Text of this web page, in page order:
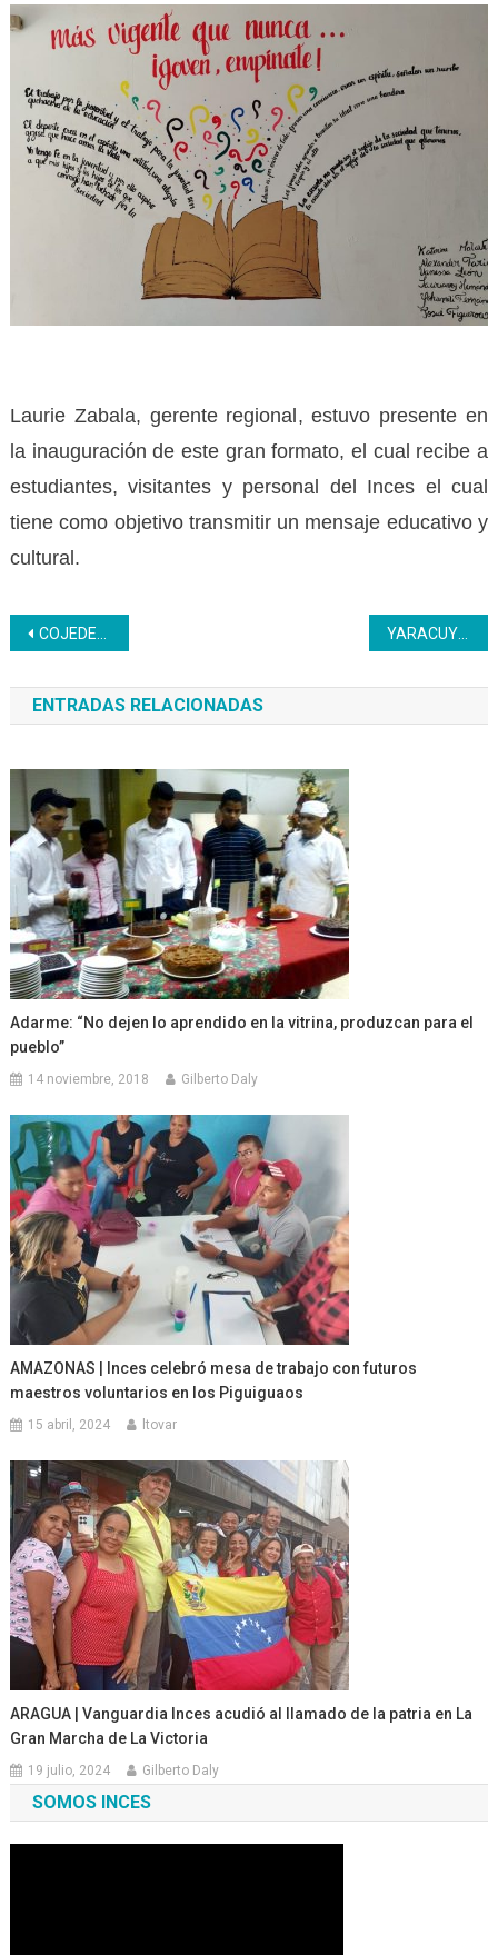
Laurie Zabala, gerente regional, estuvo presente en
la inauguración de este gran formato, el cual recibe a
estudiantes, visitantes y personal del Inces el cual
tiene como objetivo transmitir un mensaje educativo y
cultural.
Navegación
de
entradas
COJEDES | Entes aliados impulsan reforestación en CFS José Laurencio Silva YARACUY | La seguridad es fundamental en todos los ambientes laborales
ENTRADAS RELACIONADAS
Adarme: “No dejen lo aprendido en la vitrina, produzcan para el
pueblo”
14 noviembre, 2018 Gilberto Daly
AMAZONAS | Inces celebró mesa de trabajo con futuros
maestros voluntarios en los Piguiguaos
15 abril, 2024 ltovar
ARAGUA | Vanguardia Inces acudió al llamado de la patria en La
Gran Marcha de La Victoria
19 julio, 2024 Gilberto Daly
SOMOS INCES